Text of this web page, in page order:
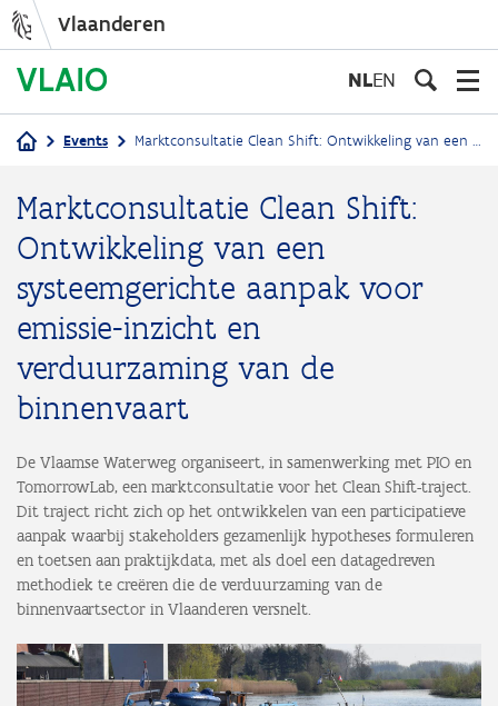
Vlaanderen
NLEN
Events Marktconsultatie Clean Shift: Ontwikkeling van een systeemgerichte aanpak voor emissie-inzicht en verduurzaming van de binnenvaart
Marktconsultatie Clean Shift:
Ontwikkeling van een
systeemgerichte aanpak voor
emissie-inzicht en
verduurzaming van de
binnenvaart
De Vlaamse Waterweg organiseert, in samenwerking met PIO en
TomorrowLab, een marktconsultatie voor het Clean Shift-traject.
Dit traject richt zich op het ontwikkelen van een participatieve
aanpak waarbij stakeholders gezamenlijk hypotheses formuleren
en toetsen aan praktijkdata, met als doel een datagedreven
methodiek te creëren die de verduurzaming van de
binnenvaartsector in Vlaanderen versnelt.